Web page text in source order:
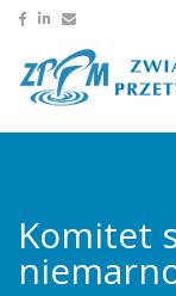
Komitet